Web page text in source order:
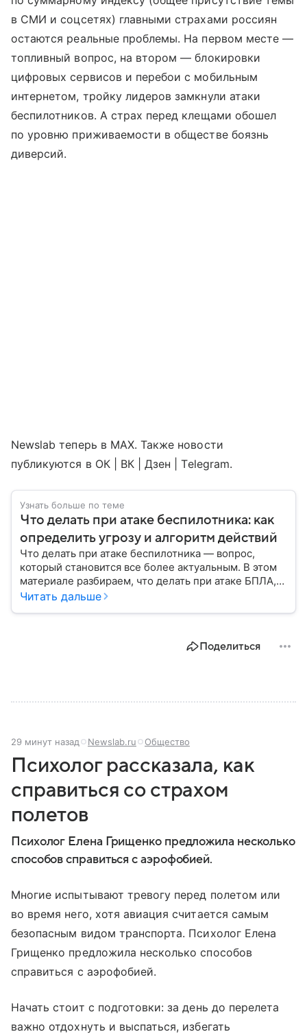
в СМИ и соцсетях) главными страхами россиян
остаются реальные проблемы. На первом месте —
топливный вопрос, на втором — блокировки
цифровых сервисов и перебои с мобильным
интернетом, тройку лидеров замкнули атаки
беспилотников. А страх перед клещами обошел
по уровню приживаемости в обществе боязнь
диверсий.
Newslab теперь в МАХ. Также новости
публикуются в ОК | ВК | Дзен | Telegram.
Узнать больше по теме
Что делать при атаке беспилотника: как
определить угрозу и алгоритм действий
Что делать при атаке беспилотника — вопрос,
который становится все более актуальным. В этом
материале разбираем, что делать при атаке БПЛА,
как распознать угрозу, какие действия предпринять
Читать дальше
Поделиться
29 минут назад Newslab.ru Общество
Психолог рассказала, как
справиться со страхом
полетов
Психолог Елена Грищенко предложила несколько
способов справиться с аэрофобией.
Многие испытывают тревогу перед полетом или
во время него, хотя авиация считается самым
безопасным видом транспорта. Психолог Елена
Грищенко предложила несколько способов
справиться с аэрофобией.
Начать стоит с подготовки: за день до перелета
важно отдохнуть и выспаться, избегать